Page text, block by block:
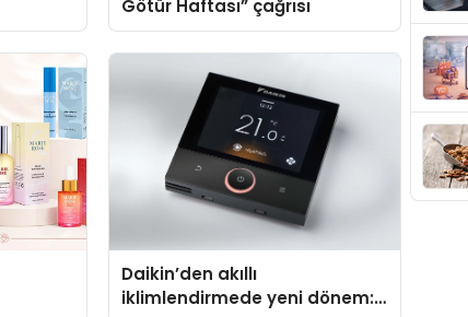
Götür Haftası” çağrısı
Daikin’den akıllı
iklimlendirmede yeni dönem: